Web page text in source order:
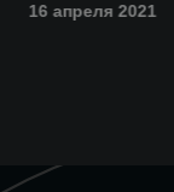
16 апреля 2021